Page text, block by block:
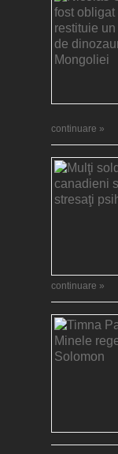
continuare »
continuare »